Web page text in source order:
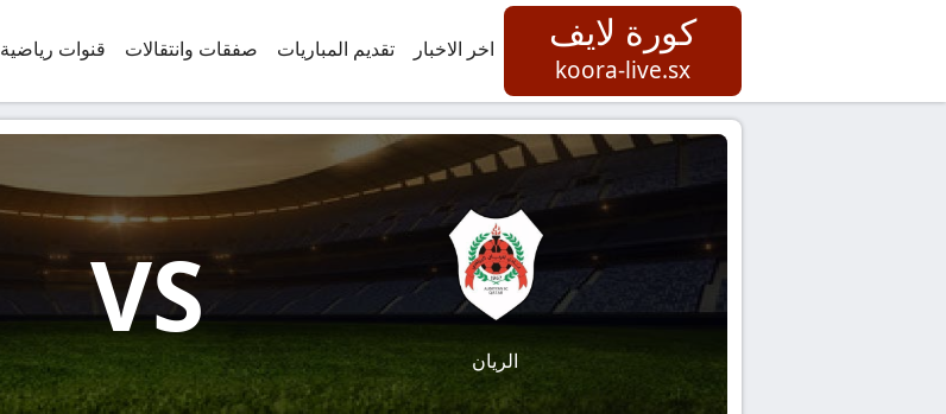
كورة لايف
koora-live.sx
اخر الاخبار تقديم المباريات صفقات وانتقالات قنوات رياضية
الريان
VS